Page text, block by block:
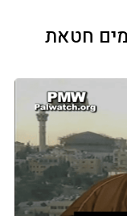
חטאת